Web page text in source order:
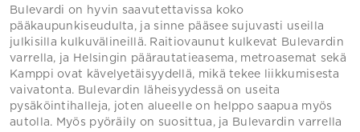
Bulevardi on hyvin saavutettavissa koko
pääkaupunkiseudulta, ja sinne pääsee sujuvasti useilla
julkisilla kulkuvälineillä. Raitiovaunut kulkevat Bulevardin
varrella, ja Helsingin päärautatieasema, metroasemat sekä
Kamppi ovat kävelyetäisyydellä, mikä tekee liikkumisesta
vaivatonta. Bulevardin läheisyydessä on useita
pysäköintihalleja, joten alueelle on helppo saapua myös
autolla. Myös pyöräily on suosittua, ja Bulevardin varrella